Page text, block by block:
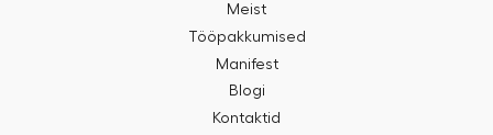
Meist
Tööpakkumised
Manifest
Blogi
Kontaktid